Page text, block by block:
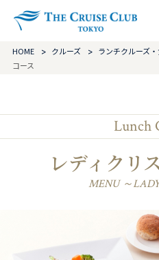
HOME クルーズ ランチクルーズ
コース
Lunch
レディクリ
MENU ～